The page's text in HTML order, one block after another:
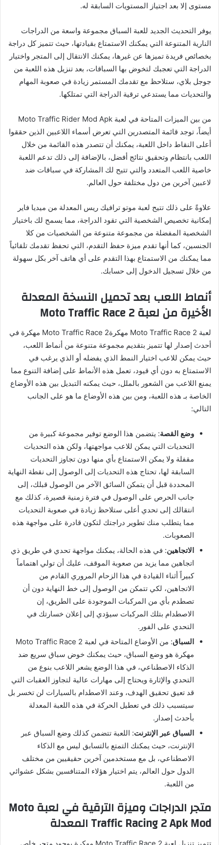
مستوى إلا بعد اجتياز المستويات السابقة له.
يوفر التحديث الجديد للعبة السباق مجموعة واسعة من الدراجات
النارية المتنوعة التي يمكنك الاستمتاع بقيادتها، حيث تتميز كل دراجة
بخصائص فريدة تميزها عن غيرها، يمكنك الانتقال إلى المتجر واختيار
الدراجة التي تعجبك لتخوض بها السباقات، بعد تنزيل هذه اللعبة من
جوجل بلاي، ستلاحظ مع تقدمك المستمر زيادة في صعوبة المهام
والتحديات مما يستدعي ترقية الدراجة التي تمتلكها.
من بين الميزات المتاحة في لعبة Moto Traffic Rider Mod Apk
أيضاً، توجد قائمة المتصدرين التي تعرض أسماء اللاعبين الذين حققوا
أعلى النقاط داخل اللعبة، يمكنك أن تتصدر هذه القائمة من خلال
اللعب بانتظام وتحقيق نتائج أفضل، بالإضافة إلى ذلك تدعم اللعبة
خاصية اللعب المتعدد والتي تتيح لك المشاركة في سباقات ضد
لاعبين آخرين من دول مختلفة حول العالم.
علاوةً على ذلك تتيح لعبة موتو ترافيك ريس المعدلة من ميديا فاير
إمكانية تخصيص الشخصية التي تقود الدراجة، مما يسمح لك باختيار
الشخصية المفضلة من مجموعة متنوعة من الشخصيات من كلا
الجنسين، كما أنها تقدم ميزة حفظ التقدم، التي تحفظ تقدمك تلقائياً
مما يمكنك من الاستمتاع بهذا التقدم على أي هاتف آخر بكل سهولة
من خلال تسجيل الدخول إلى حسابك.
أنماط اللعب بعد تحميل النسخة المعدلة
الأخيرة من لعبة Moto Traffic Race 2
لعبة Moto Traffic Race 2 مهكرةMoto Traffic Race 2 مهكرة في
أحدث إصدار لها تتميز بتقديم مجموعة متنوعة من أنماط اللعب،
حيث يمكن للاعب اختيار النمط الذي يفضله أو الذي يرغب في
الاستمتاع به دون أي قيود، تعمل هذه الأنماط على إضافة التنوع مما
يمنع اللاعب من الشعور بالملل، حيث يمكنه التبديل بين هذه الأوضاع
الخاصة بـ هذه اللعبة، ومن بين هذه الأوضاع ما هو على الجانب
التالي:
وضع القصة: يتضمن هذا الوضع توفير مجموعة كبيرة من
التحديات التي يمكن للاعب مواجهتها، ولكن هذه التحديات
مقفلة ولا يمكن الاستمتاع بأي منها دون تجاوز التحديات
السابقة لها، تحتاج هذه التحديات إلى الوصول إلى نقطة النهاية
المحددة قبل أن يتمكن السائق الآخر من الوصول قبلك، إلى
جانب الحرص على الوصول في فترة زمنية قصيرة، كذلك مع
انتقالك إلى تحدي أعلى ستلاحظ زيادة في صعوبة التحديات
مما يتطلب منك تطوير دراجتك لتكون قادرة على مواجهة هذه
الصعوبات.
الاتجاهين: في هذه الحالة، يمكنك مواجهة تحدي في طريق ذي
اتجاهين مما يزيد من صعوبة الموقف، عليك أن تولي اهتماماً
كبيراً أثناء القيادة في هذا الزحام المروري القادم من
الاتجاهين، لكي تتمكن من الوصول إلى خط النهاية دون أن
تصطدم بأي من المركبات الموجودة على الطريق، إن
الاصطدام بتلك المركبات سيؤدي إلى إعلان خسارتك في
التحدي على الفور.
السباق
: من الأوضاع المتاحة في لعبة Moto Traffic Race 2
مهكرة هو وضع السباق، حيث يمكنك خوض سباق سريع ضد
الذكاء الاصطناعي، في هذا الوضع يشعر اللاعب بنوع من
التحدي والإثارة ويحتاج إلى مهارات عالية لتجاوز العقبات التي
قد تعيق تحقيق الهدف، وعند الاصطدام بالسيارات لن تخسر بل
سيتسبب ذلك في تعطيل الحركة في هذه اللعبة المعدلة
بأحدث إصدار.
السباق عبر الإنترنت: اللعبة تتضمن كذلك وضع السباق عبر
الإنترنت، حيث يمكنك التمتع بالتسابق ليس مع الذكاء
الاصطناعي، بل مع مستخدمين آخرين حقيقيين من مختلف
الدول حول العالم، يتم اختيار هؤلاء المتنافسين بشكل عشوائي
من اللعبة.
متجر الدراجات وميزة الترقية في لعبة Moto
Traffic Racing 2 Apk Mod المعدلة
تتميز تنزيل لعبة Moto Traffic Race 2 مهكرة بوجود متجر خاص